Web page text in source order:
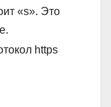
«s». Это